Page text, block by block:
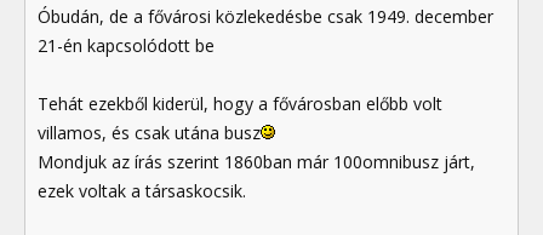
Óbudán, de a fővárosi közlekedésbe csak 1949. december
21-én kapcsolódott be
Tehát ezekből kiderül, hogy a fővárosban előbb volt
villamos, és csak utána busz
Mondjuk az írás szerint 1860ban már 100omnibusz járt,
ezek voltak a társaskocsik.